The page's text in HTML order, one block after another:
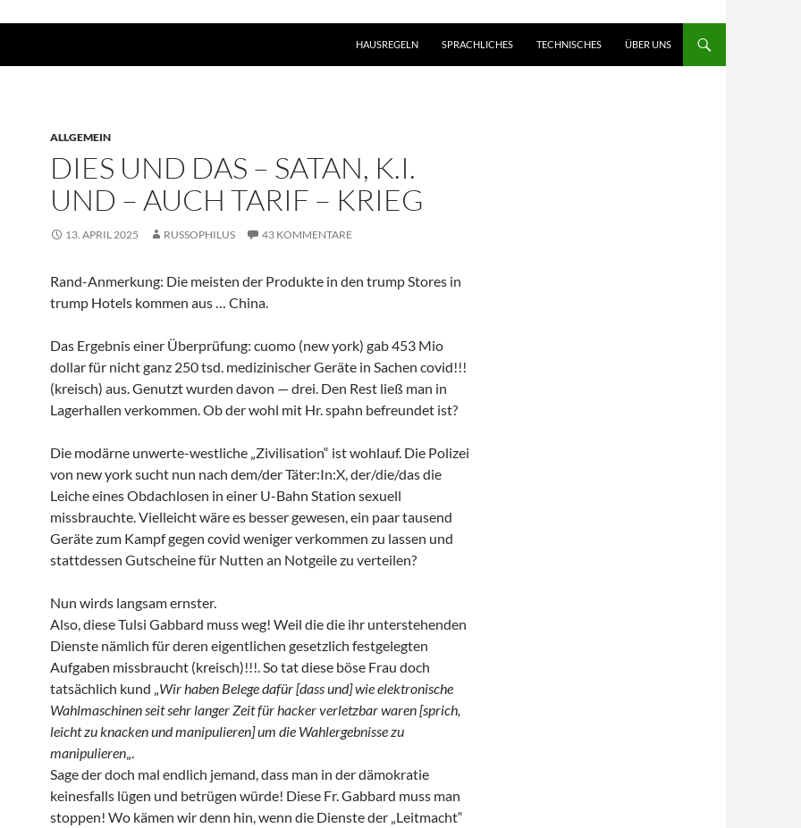
HAUSREGELN SPRACHLICHES TECHNISCHES ÜBER UNS
ALLGEMEIN
DIES UND DAS – SATAN, K.I.
UND – AUCH TARIF – KRIEG
13. APRIL 2025 RUSSOPHILUS 43 KOMMENTARE
Rand-Anmerkung: Die meisten der Produkte in den trump Stores in
trump Hotels kommen aus … China.
Das Ergebnis einer Überprüfung: cuomo (new york) gab 453 Mio
dollar für nicht ganz 250 tsd. medizinischer Geräte in Sachen covid!!!
(kreisch) aus. Genutzt wurden davon — drei. Den Rest ließ man in
Lagerhallen verkommen. Ob der wohl mit Hr. spahn befreundet ist?
Die modärne unwerte-westliche „Zivilisation“ ist wohlauf. Die Polizei
von new york sucht nun nach dem/der Täter:In:X, der/die/das die
Leiche eines Obdachlosen in einer U-Bahn Station sexuell
missbrauchte. Vielleicht wäre es besser gewesen, ein paar tausend
Geräte zum Kampf gegen covid weniger verkommen zu lassen und
stattdessen Gutscheine für Nutten an Notgeile zu verteilen?
Nun wirds langsam ernster.
Also, diese Tulsi Gabbard muss weg! Weil die die ihr unterstehenden
Dienste nämlich für deren eigentlichen gesetzlich festgelegten
Aufgaben missbraucht (kreisch)!!!. So tat diese böse Frau doch
tatsächlich kund „Wir haben Belege dafür [dass und] wie elektronische
Wahlmaschinen seit sehr langer Zeit für hacker verletzbar waren [sprich,
leicht zu knacken und manipulieren] um die Wahlergebnisse zu
manipulieren„.
Sage der doch mal endlich jemand, dass man in der dämokratie
keinesfalls lügen und betrügen würde! Diese Fr. Gabbard muss man
stoppen! Wo kämen wir denn hin, wenn die Dienste der „Leitmacht“